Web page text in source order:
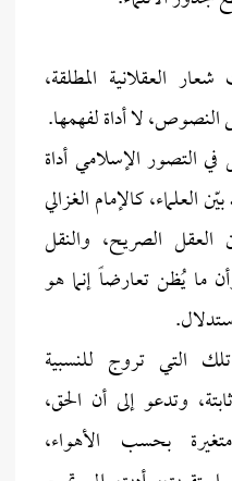
العقلانية المطلقة،
النصوص، لا أداة لفهمها.
التصور الإسلامي أداة
العلماء، كالإمام الغزالي
العقل الصريح، والنقل
ما يُظن تعارضاً إنما هو
التي تروج للنسبية
وتدعو إلى أن الحق،
بحسب الأهواء،